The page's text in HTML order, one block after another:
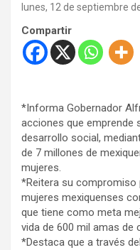
lunes, 12 de septiembre
Compartir
*Informa Gobernador
acciones que emprende
desarrollo social,
de 7 millones de
mujeres.
*Reitera su compromiso
mujeres mexiquenses
que tiene como meta
vida de 600 mil amas de
*Destaca que a través